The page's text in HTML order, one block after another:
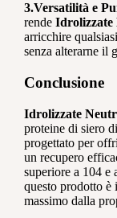
3.Versatilità e
rende Idrolizzate
arricchire
senza alterarne il
Conclusione
Idrolizzate
proteine di siero
progettato per
un recupero
superiore a 104 e
questo prodotto è
massimo dalla